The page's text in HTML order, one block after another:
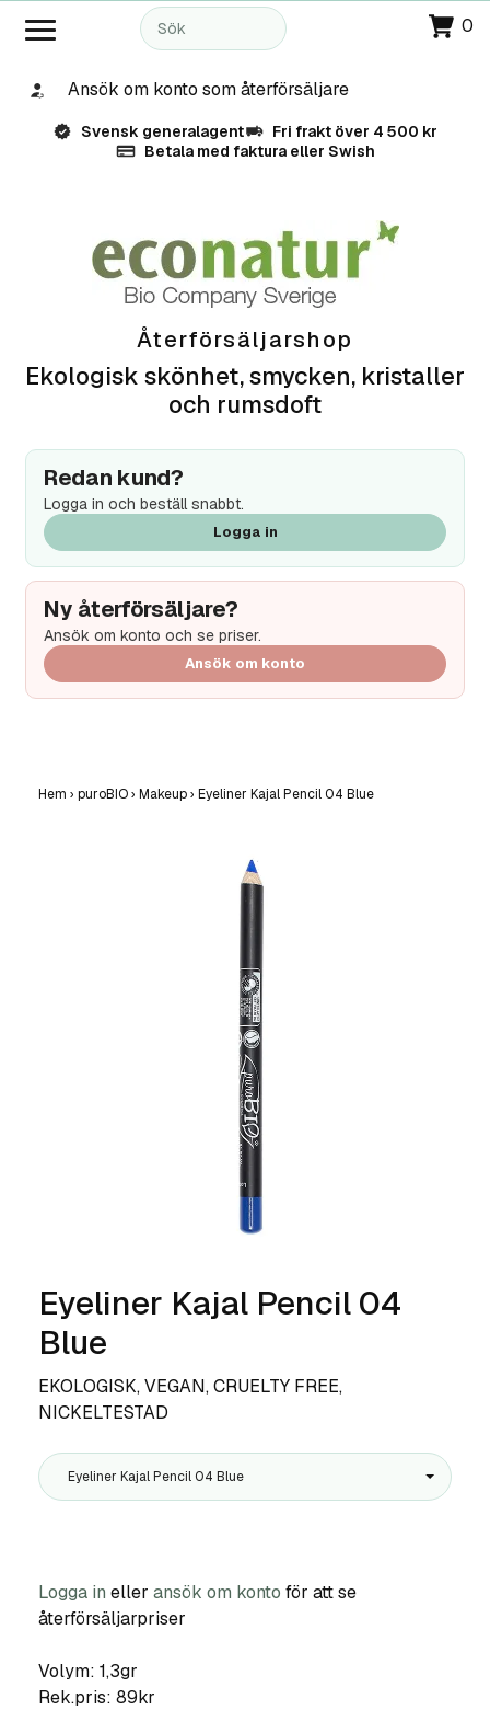
0
Ansök om konto som återförsäljare
Svensk generalagent
Fri frakt över 4 500 kr
Betala med faktura eller Swish
Återförsäljarshop
Ekologisk skönhet, smycken, kristaller
och rumsdoft
Redan kund?
Logga in och beställ snabbt.
Logga in
Ny återförsäljare?
Ansök om konto och se priser.
Ansök om konto
Hem › puroBIO› Makeup› Eyeliner Kajal Pencil 04 Blue
Eyeliner Kajal Pencil 04
Blue
EKOLOGISK, VEGAN, CRUELTY FREE,
NICKELTESTAD
Eyeliner Kajal Pencil 04 Blue
Logga in eller ansök om konto för att se
återförsäljarpriser
Volym: 1,3gr
Rek.pris: 89kr